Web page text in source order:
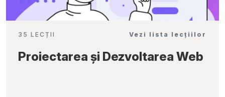
35 LECȚII Vezi lista lecțiilor
Proiectarea și Dezvoltarea Web